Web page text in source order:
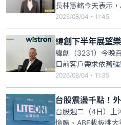
法。
長林憲銘今天表示
要，台灣有機會憑
優勢，把AI產業打
量。緯創也將持續
及台灣企業提供服
2026/08/04・11:45
緯創下半年展望
緯創（3231）今晚
目前客戶需求依舊
有機會較上半年成
2027年上半年需求
擴大採購外，也有
（CSP）客戶加入
法。
2026/08/04・11:35
台股週二（4日）上
憶體、ABF載板挑